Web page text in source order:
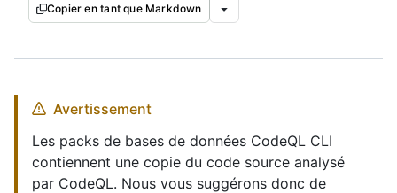
Copier en tant que Markdown
Avertissement
Les packs de bases de données CodeQL CLI
contiennent une copie du code source analysé
par CodeQL. Nous vous suggérons donc de